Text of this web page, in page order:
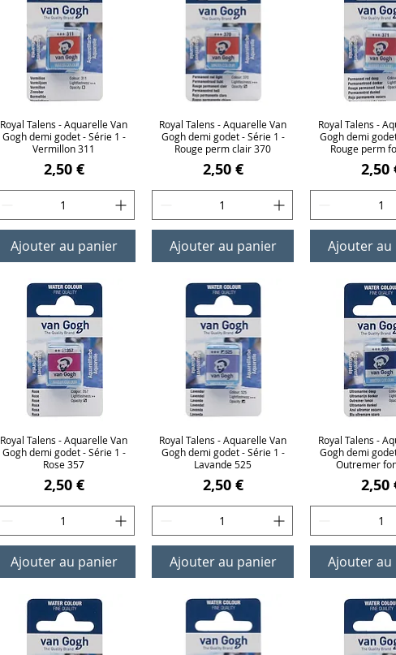
Aperçu rapide
Royal Talens - Aquarelle Van
Gogh demi godet - Série 1 -
Vermillon 311
Prix
2,50 €
Ajouter au panier
Aperçu rapide
Royal Talens - Aquarelle Van
Gogh demi godet - Série 1 -
Rouge perm clair 370
Prix
2,50 €
Ajouter au panier
Aperçu
Royal Talens -
Gogh demi
Rouge perm
Prix
2,50
Ajouter au
Aperçu rapide
Royal Talens - Aquarelle Van
Gogh demi godet - Série 1 -
Rose 357
Prix
2,50 €
Ajouter au panier
Aperçu rapide
Royal Talens - Aquarelle Van
Gogh demi godet - Série 1 -
Lavande 525
Prix
2,50 €
Ajouter au panier
Aperçu
Royal Talens -
Gogh demi
Outremer
Prix
2,50
Ajouter au